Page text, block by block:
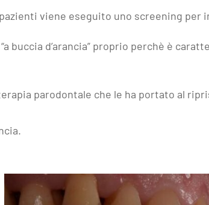
viene eseguito uno screening
buccia d’arancia” proprio perchè è
parodontale che le ha portato al